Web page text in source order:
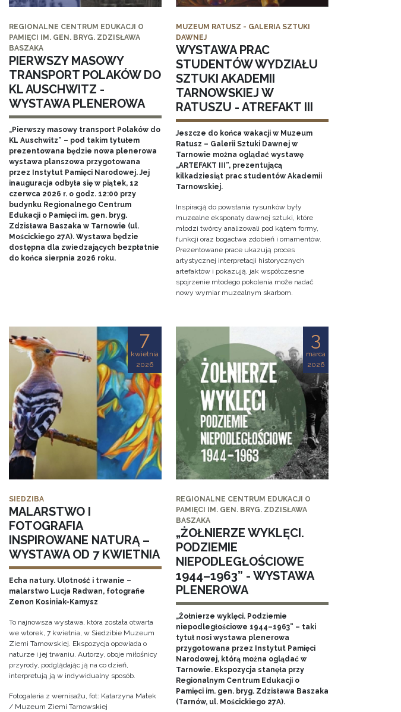
REGIONALNE CENTRUM EDUKACJI O
PAMIĘCI IM. GEN. BRYG. ZDZISŁAWA
BASZAKA
PIERWSZY MASOWY
TRANSPORT POLAKÓW DO
KL AUSCHWITZ -
WYSTAWA PLENEROWA
„Pierwszy masowy transport Polaków do
KL Auschwitz” – pod takim tytułem
prezentowana będzie nowa plenerowa
wystawa planszowa przygotowana
przez Instytut Pamięci Narodowej. Jej
inauguracja odbyła się w piątek, 12
czerwca 2026 r. o godz. 12:00 przy
budynku Regionalnego Centrum
Edukacji o Pamięci im. gen. bryg.
Zdzisława Baszaka w Tarnowie (ul.
Mościckiego 27A). Wystawa będzie
dostępna dla zwiedzających bezpłatnie
do końca sierpnia 2026 roku.
MUZEUM RATUSZ - GALERIA SZTUKI
DAWNEJ
WYSTAWA PRAC
STUDENTÓW WYDZIAŁU
SZTUKI AKADEMII
TARNOWSKIEJ W
RATUSZU - ATREFAKT III
Jeszcze do końca wakacji w Muzeum
Ratusz – Galerii Sztuki Dawnej w
Tarnowie można oglądać wystawę
„ARTEFAKT III”, prezentującą
kilkadziesiąt prac studentów Akademii
Tarnowskiej.
Inspiracją do powstania rysunków były
muzealne eksponaty dawnej sztuki, które
młodzi twórcy analizowali pod kątem formy,
funkcji oraz bogactwa zdobień i ornamentów.
Prezentowane prace ukazują proces
artystycznej interpretacji historycznych
artefaktów i pokazują, jak współczesne
spojrzenie młodego pokolenia może nadać
nowy wymiar muzealnym skarbom.
7
kwietnia
2026
SIEDZIBA
MALARSTWO I
FOTOGRAFIA
INSPIROWANE NATURĄ –
WYSTAWA OD 7 KWIETNIA
Echa natury. Ulotność i trwanie –
malarstwo Lucja Radwan, fotografie
Zenon Kosiniak-Kamysz
To najnowsza wystawa, która została otwarta
we wtorek, 7 kwietnia, w Siedzibie Muzeum
Ziemi Tarnowskiej. Ekspozycja opowiada o
naturze i jej trwaniu. Autorzy, oboje miłośnicy
przyrody, podglądając ją na co dzień,
interpretują ją w indywidualny sposób.
Fotogaleria z wernisażu, fot: Katarzyna Małek
/ Muzeum Ziemi Tarnowskiej
3
marca
2026
REGIONALNE CENTRUM EDUKACJI O
PAMIĘCI IM. GEN. BRYG. ZDZISŁAWA
BASZAKA
„ŻOŁNIERZE WYKLĘCI.
PODZIEMIE
NIEPODLEGŁOŚCIOWE
1944–1963” - WYSTAWA
PLENEROWA
„Żołnierze wyklęci. Podziemie
niepodległościowe 1944–1963” – taki
tytuł nosi wystawa plenerowa
przygotowana przez Instytut Pamięci
Narodowej, którą można oglądać w
Tarnowie. Ekspozycja stanęła przy
Regionalnym Centrum Edukacji o
Pamięci im. gen. bryg. Zdzisława Baszaka
(Tarnów, ul. Mościckiego 27A).